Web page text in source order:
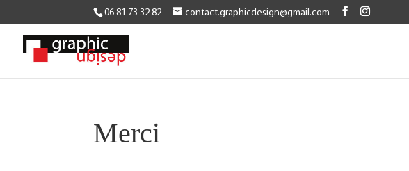
06 81 73 32 82 contact.graphicdesign@gmail.com
Merci
Nous utilisons des cookies pour améliorer votre
Vous pouvez trouver plus de détails à propos de